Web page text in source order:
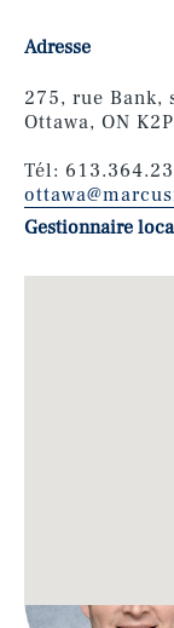
Adresse
275, rue Bank,
Ottawa, ON
Tél:
Gestionnaire
Rob Walkowiak